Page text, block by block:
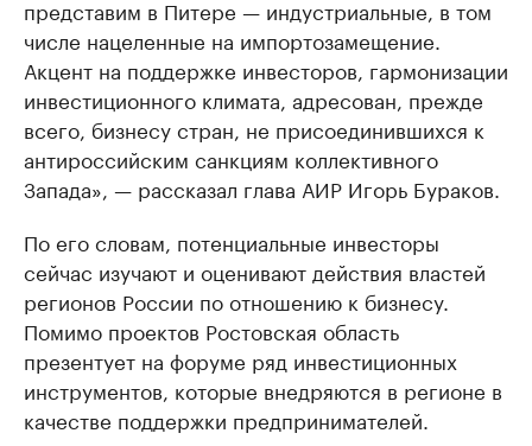
представим в Питере — индустриальные, в том
числе нацеленные на импортозамещение.
Акцент на поддержке инвесторов, гармонизации
инвестиционного климата, адресован, прежде
всего, бизнесу стран, не присоединившихся к
антироссийским санкциям коллективного
Запада», — рассказал глава АИР Игорь Бураков.
По его словам, потенциальные инвесторы
сейчас изучают и оценивают действия властей
регионов России по отношению к бизнесу.
Помимо проектов Ростовская область
презентует на форуме ряд инвестиционных
инструментов, которые внедряются в регионе в
качестве поддержки предпринимателей.